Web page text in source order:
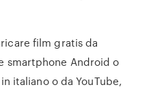
film gratis da
smartphone Android o
italiano o da YouTube,